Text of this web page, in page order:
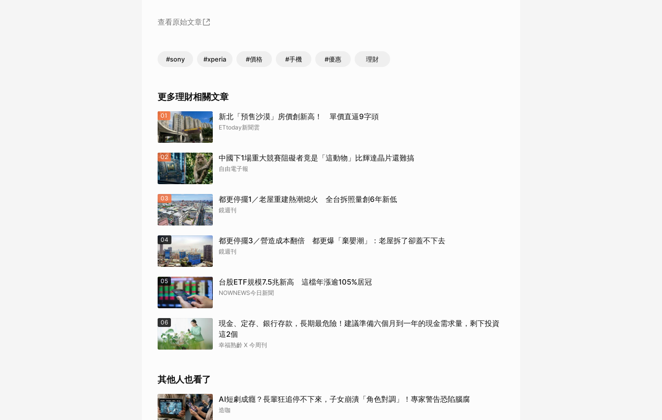
查看原始文章
#sony #xperia #價格 #手機 #優惠 理財
更多理財相關文章
01 新北「預售沙漠」房價創新高！ 單價直逼9字頭
ETtoday新聞雲
02 中國下1場重大競賽阻礙者竟是「這動物」比輝達晶片還難搞
自由電子報
03 都更停擺1／老屋重建熱潮熄火 全台拆照量創6年新低
鏡週刊
04 都更停擺3／營造成本翻倍 都更爆「棄嬰潮」：老屋拆了卻蓋不下去
鏡週刊
05 台股ETF規模7.5兆新高 這檔年漲逾105%居冠
NOWNEWS今日新聞
06
現金、定存、銀行存款，長期最危險！建議準備六個月到一年的現金需求量，剩下投資
這2個
幸福熟齡 X 今周刊
其他人也看了
AI短劇成癮？長輩狂追停不下來，子女崩潰「角色對調」！專家警告恐陷腦腐
造咖